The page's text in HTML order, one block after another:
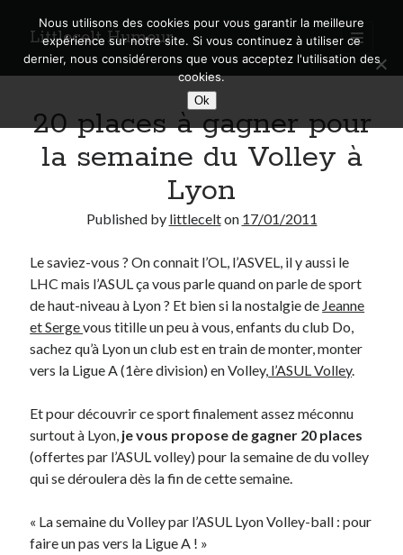
Littlecelt Humeur
open
primary
menu
Sidebar
Search
Municipales 2026 : Lyon, Métropole et Caluire, mon choix pour l’avenir
Explorez les Chemins Enchantés à Vélo : Aventures Familiales près de
Lyon !
Quel Lyonnais es-tu, Renaud Ducher ?
A quand une véritable place pour le vélo à Caluire dans la Métropole de
Derniers Commentaires
Entretien ménagerdansT’as vu quoi ? #52
littleceltdansComment j’ai opéré ma vélorution toute personnelle
Anthonydans Comment j’ai opéré ma vélorution toute personnelle
20 places à gagner pour
la semaine du Volley à
Lyon
Published by littlecelton 17/01/2011
Le saviez-vous ? On connait l’OL, l’ASVEL, il y aussi le
LHC mais l’ASUL ça vous parle quand on parle de sport
de haut-niveau à Lyon ? Et bien si la nostalgie de Jeanne
et Sergevous titille un peu à vous, enfants du club Do,
sachez qu’à Lyon un club est en train de monter, monter
vers la Ligue A (1ère division) en Volley, l’ASUL Volley.
Et pour découvrir ce sport finalement assez méconnu
surtout à Lyon, je vous propose de gagner 20 places
(offertes par l’ASUL volley) pour la semaine de du volley
qui se déroulera dès la fin de cette semaine.
« La semaine du Volley par l’ASUL Lyon Volley-ball : pour
faire un pas vers la Ligue A ! »
Nous utilisons des cookies pour vous garantir la meilleure
expérience sur notre site. Si vous continuez à utiliser ce
dernier, nous considérerons que vous acceptez l'utilisation des
cookies.
Ok